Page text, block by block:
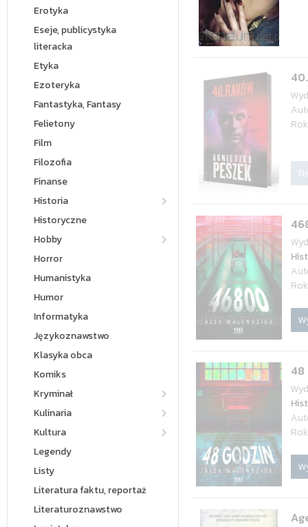
Erotyka
Eseje, publicystyka
literacka
Etyka
Ezoteryka
Fantastyka, Fantasy
Felietony
Film
Filozofia
Finanse
Historia
Historyczne
Hobby
Horror
Humanistyka
Humor
Informatyka
Językoznawstwo
Klasyka obca
Komiks
Kryminał
Kulinaria
Kultura
Legendy
Listy
Literatura faktu, reportaż
Literaturoznawstwo
48